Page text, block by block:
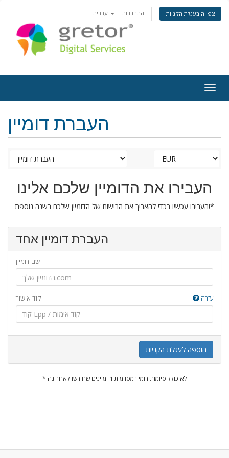
התחברות צפייה בעגלת הקניות
העברת דומיין
העבירו את הדומיין שלכם אלינו
העבירו עכשיו בכדי להאריך את הרישום של הדומיין שלכם בשנה נוספת!*
העברת דומיין אחד
שם דומיין
קוד אישור עזרה
הוספה לעגלת הקניות
* לא כולל סיומות דומיין מסוימות ודומיינים שחודשו לאחרונה